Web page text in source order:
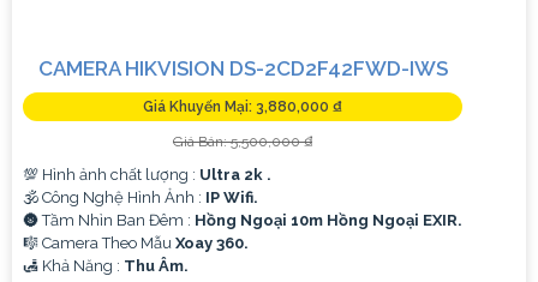
CAMERA HIKVISION DS-2CD2F42FWD-IWS
Giá Khuyến Mại: 3,880,000 ₫
Giá Bán: 5,500,000 ₫
💯 Hình ảnh chất lượng : Ultra 2k .
🕉️ Công Nghệ Hình Ảnh : IP Wifi.
🌚 Tầm Nhìn Ban Đêm : Hồng Ngoại 10m Hồng Ngoại EXIR.
🎼️ Camera Theo Mẫu Xoay 360.
️🛃 Khả Năng : Thu Âm.